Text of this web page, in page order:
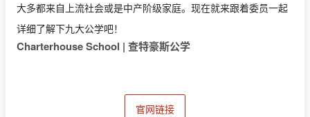
大多都来自上流社会或是中产阶级家庭。现在就来跟着委员一起
详细了解下九大公学吧！
Charterhouse School | 查特豪斯公学
官网链接